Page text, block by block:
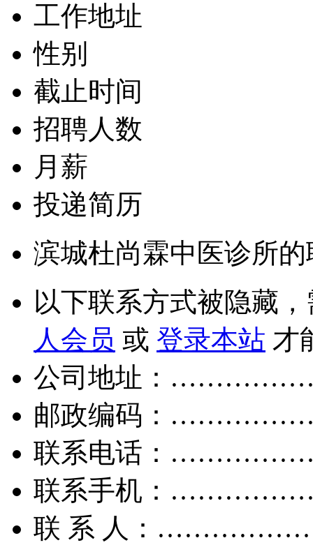
工作地址
性别
截止时间
招聘人数
月薪
投递简历
滨城杜尚霖中医诊所
以下联系方式被隐藏
人会员 或 登录本站 才
公司地址：
邮政编码：
联系电话：
联系手机：
联 系 人：